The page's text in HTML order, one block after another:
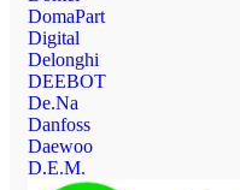
DomaPart
Digital
Delonghi
DEEBOT
De.Na
Danfoss
Daewoo
D.E.M.